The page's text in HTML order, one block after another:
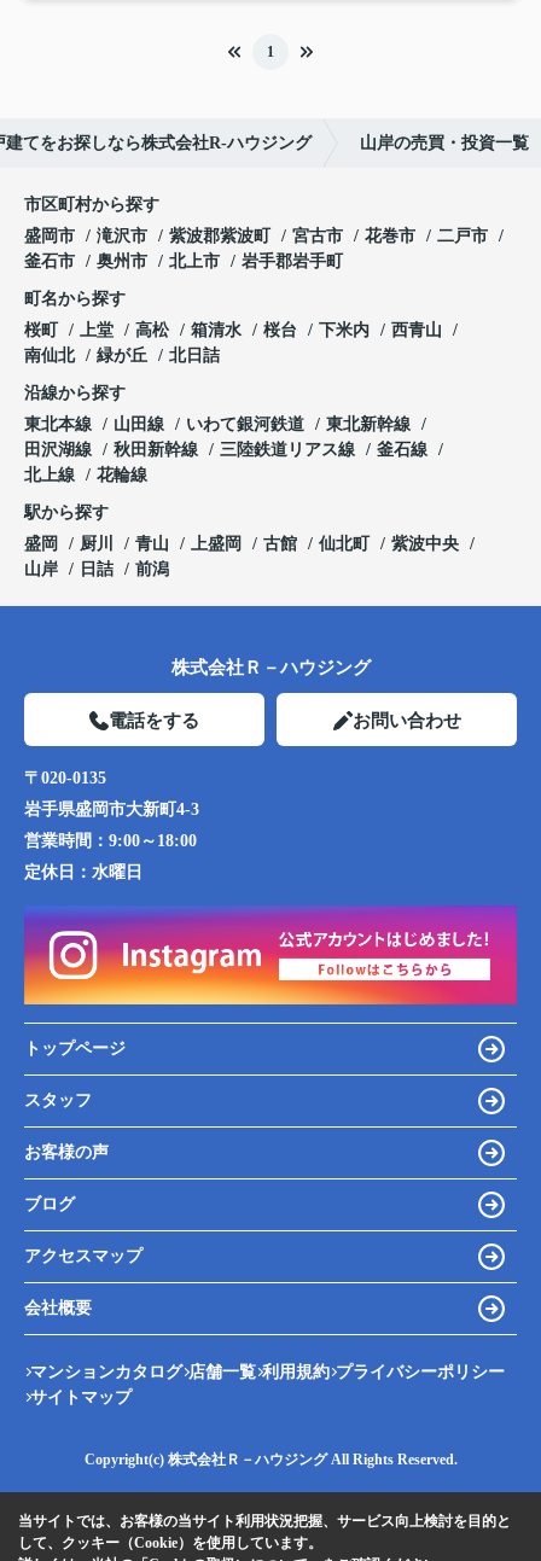
1
建てをお探しなら株式会社R-ハウジング 山岸の売買・投資一覧
市区町村から探す
盛岡市
滝沢市 紫波郡紫波町 宮古市 花巻市
二戸市
釜石市
奥州市 北上市 岩手郡岩手町
町名から探す
桜町
上堂 高松 箱清水 桜台 下米内
西青山
南仙北
緑が丘 北日詰
沿線から探す
東北本線
山田線 いわて銀河鉄道
東北新幹線
田沢湖線
秋田新幹線 三陸鉄道リアス線
釜石線
北上線
花輪線
駅から探す
盛岡
厨川 青山 上盛岡 古館 仙北町
紫波中央
山岸
日詰 前潟
株式会社Ｒ－ハウジング
電話をする お問い合わせ
〒020-0135
岩手県盛岡市大新町4-3
営業時間： 9:00～18:00
定休日： 水曜日
トップページ
スタッフ
お客様の声
ブログ
アクセスマップ
会社概要
マンションカタログ 店舗一覧 利用規約 プライバシーポリシー
サイトマップ
Copyright(c) 株式会社Ｒ－ハウジング All Rights Reserved.
当サイトでは、お客様の当サイト利用状況把握、サービス向上検討を目的と
して、クッキー（Cookie）を使用しています。